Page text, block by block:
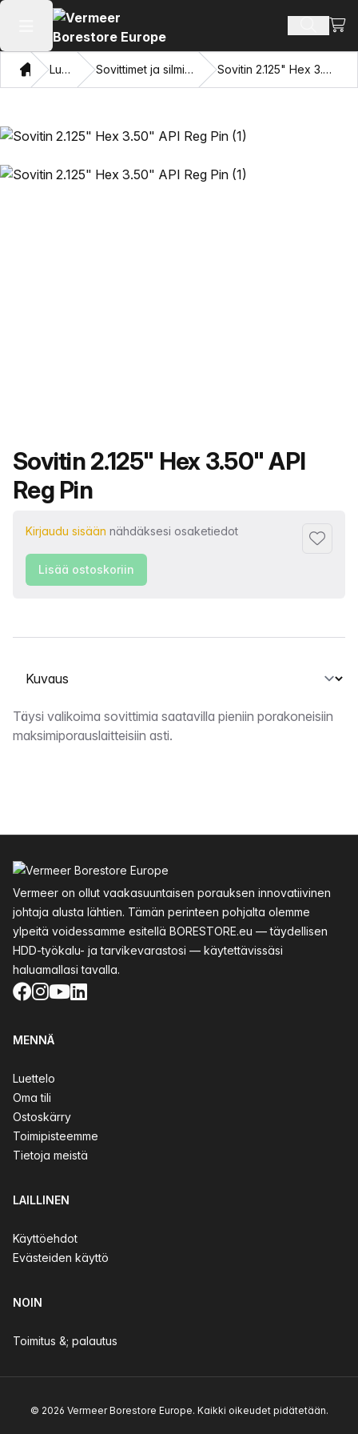
Avaa päävalikko Hae
Koti Luettelo Sovittimet ja silmien vetäminen Sovitin 2.125" Hex 3.50" API Reg Pin
Tuotteen nimi
Sovitin 2.125" Hex 3.50" API
Reg Pin
Kirjaudu sisään nähdäksesi osaketiedot
Lisää
Lisää ostoskoriin
Valitse välilehti
Kuvaus
Täysi valikoima sovittimia saatavilla pieniin porakoneisiin
maksimiporauslaitteisiin asti.
Vermeer on ollut vaakasuuntaisen porauksen innovatiivinen
johtaja alusta lähtien. Tämän perinteen pohjalta olemme
ylpeitä voidessamme esitellä BORESTORE.eu — täydellisen
HDD-työkalu- ja tarvikevarastosi — käytettävissäsi
haluamallasi tavalla.
Facebook
Instagram
YouTube
LinkedIn
MENNÄ
Luettelo
Oma tili
Ostoskärry
Toimipisteemme
Tietoja meistä
LAILLINEN
Käyttöehdot
Evästeiden käyttö
NOIN
Toimitus &; palautus
© 2026 Vermeer Borestore Europe. Kaikki oikeudet pidätetään.